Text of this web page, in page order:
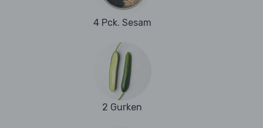
4 Pck. Sesam
2 Gurken